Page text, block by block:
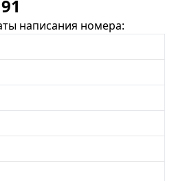
написания номера: